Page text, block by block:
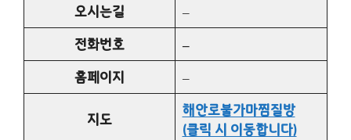
오시는길
–
전화번호
–
홈페이지
–
지도
해안로불가마찜질방
(클릭 시 이동합니다)